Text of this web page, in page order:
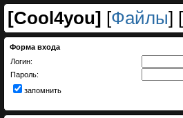
[Cool4you] [Файлы] [
Форма входа
Логин:
Пароль:
запомнить